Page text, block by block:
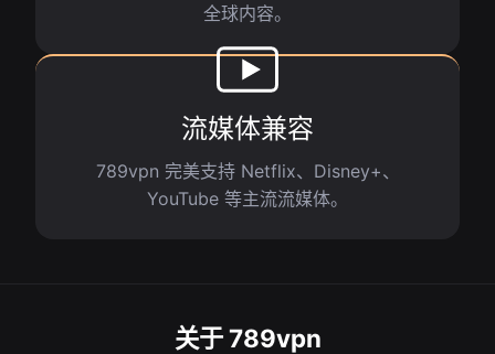
全球内容。
流媒体兼容
789vpn 完美支持 Netflix、Disney+、
YouTube 等主流流媒体。
关于 789vpn